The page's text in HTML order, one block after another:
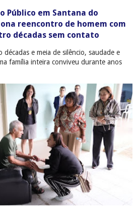
Público em Santana do
reencontro de homem com
décadas sem contato
e meia de silêncio, saudade e
família inteira conviveu durante anos